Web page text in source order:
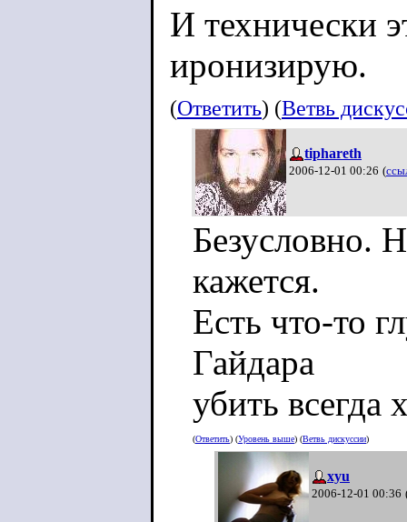
И технически
иронизирую.
(Ответить) (Ветвь
tiphareth
2006-12-01 00:26 (
Безусловно.
кажется.
Есть что-то
Гайдара
убить всегда
(Ответить) (Уровень выше) (Ветвь дискуссии)
xyu
2006-12-01 00:36